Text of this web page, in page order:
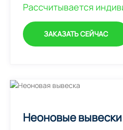
Рассчитывается
ЗАКАЗАТЬ СЕЙЧАС
Неоновые вывески